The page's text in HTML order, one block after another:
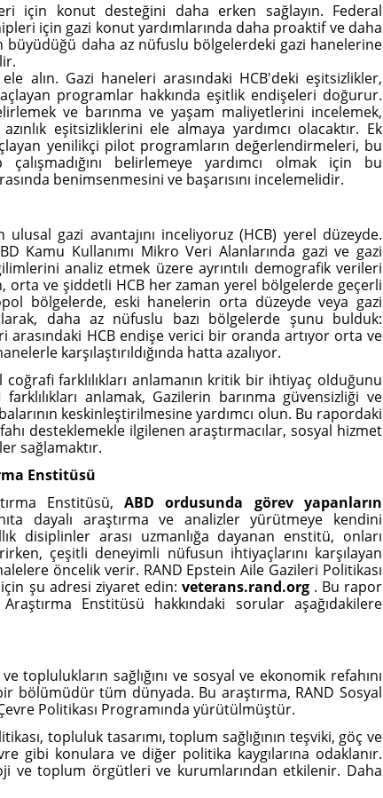
için konut desteğini daha erken sağlayın. Federal
için gazi konut yardımlarında daha proaktif ve daha
büyüdüğü daha az nüfuslu bölgelerdeki gazi hanelerine
alın. Gazi haneleri arasındaki HCB'deki eşitsizlikler,
programlar hakkında eşitlik endişeleri doğurur.
ve barınma ve yaşam maliyetlerini incelemek,
eşitsizliklerini ele almaya yardımcı olacaktır. Ek
yenilikçi pilot programların değerlendirmeleri, bu
çalışmadığını belirlemeye yardımcı olmak için bu
benimsenmesini ve başarısını incelemelidir.
gazi avantajını inceliyoruz (HCB) yerel düzeyde.
Kamu Kullanımı Mikro Veri Alanlarında gazi ve gazi
analiz etmek üzere ayrıntılı demografik verileri
orta ve şiddetli HCB her zaman yerel bölgelerde geçerli
bölgelerde, eski hanelerin orta düzeyde veya gazi
daha az nüfuslu bazı bölgelerde şunu bulduk:
HCB endişe verici bir oranda artıyor orta ve
karşılaştırıldığında hatta azalıyor.
farklılıkları anlamanın kritik bir ihtiyaç olduğunu
anlamak, Gazilerin barınma güvensizliği ve
keskinleştirilmesine yardımcı olun. Bu rapordaki
desteklemekle ilgilenen araştırmacılar, sosyal hizmet
sağlamaktır.
Enstitüsü
Enstitüsü,ABD ordusunda görev yapanların
dayalı araştırma ve analizler yürütmeye kendini
disiplinler arası uzmanlığa dayanan enstitü, onları
çeşitli deneyimli nüfusun ihtiyaçlarını karşılayan
öncelik verir. RAND Epstein Aile Gazileri Politikası
şu adresi ziyaret edin: veterans.rand.org. Bu rapor
Enstitüsü hakkındaki sorular aşağıdakilere
toplulukların sağlığını ve sosyal ve ekonomik refahını
bölümüdür tüm dünyada. Bu araştırma, RAND Sosyal
Politikası Programında yürütülmüştür.
topluluk tasarımı, toplum sağlığının teşviki, göç ve
gibi konulara ve diğer politika kaygılarına odaklanır.
ve toplum örgütleri ve kurumlarından etkilenir. Daha